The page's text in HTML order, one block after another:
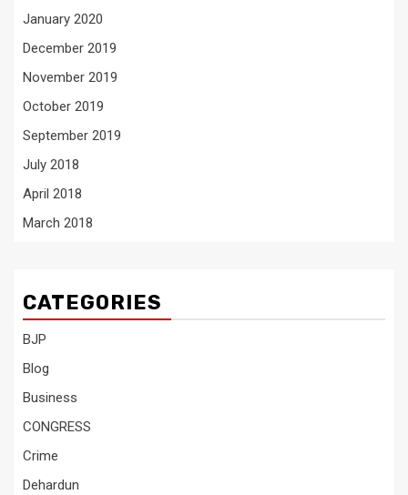
January 2020
December 2019
November 2019
October 2019
September 2019
July 2018
April 2018
March 2018
CATEGORIES
BJP
Blog
Business
CONGRESS
Crime
Dehardun